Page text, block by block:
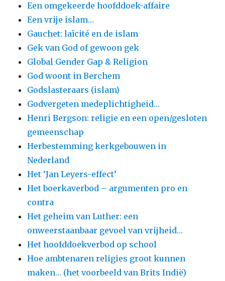
Een omgekeerde hoofddoek-affaire
Een vrije islam…
Gauchet: laïcité en de islam
Gek van God of gewoon gek
Global Gender Gap & Religion
God woont in Berchem
Godslasteraars (islam)
Godvergeten medeplichtigheid…
Henri Bergson: religie en een open/gesloten
gemeenschap
Herbestemming kerkgebouwen in
Nederland
Het ‘Jan Leyers-effect’
Het boerkaverbod – argumenten pro en
contra
Het geheim van Luther: een
onweerstaanbaar gevoel van vrijheid…
Het hoofddoekverbod op school
Hoe ambtenaren religies groot kunnen
maken… (het voorbeeld van Brits Indië)